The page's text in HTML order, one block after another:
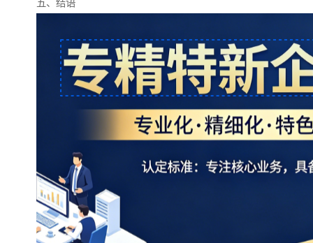
五、结语